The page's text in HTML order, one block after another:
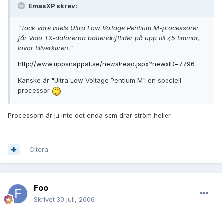
EmasXP skrev:
"Tack vare Intels Ultra Low Voltage Pentium M-processorer
får Vaio TX-datorerna batteridrifttider på upp till 7,5 timmar,
lovar tillverkaren."
http://www.uppsnappat.se/news!read.jspx?newsID=7796
Kanske är "Ultra Low Voltage Pentium M" en speciell
processor
Processorn är ju inte det enda som drar ström heller.
Citera
Foo
Skrivet 30 juli, 2006